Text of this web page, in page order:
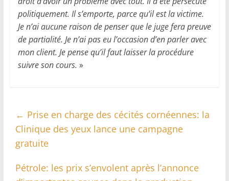
politiquement. Il s’emporte, parce qu’il est la victime.
Je n’ai aucune raison de penser que le juge fera preuve
de partialité. Je n’ai pas eu l’occasion d’en parler avec
mon client. Je pense qu’il faut laisser la procédure
suivre son cours. »
← Prise en charge des cécités cornéennes: la
Clinique des yeux lance une campagne
gratuite
Pétrole: les prix s’envolent après l’annonce